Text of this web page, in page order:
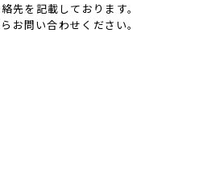
先を記載しております。
お問い合わせください。